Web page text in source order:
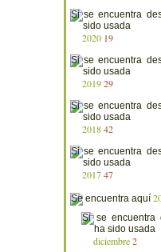
2020 19
201929
201842
201747
diciembre 2